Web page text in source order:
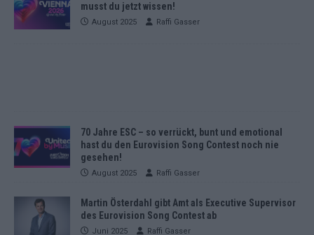
musst du jetzt wissen!
August 2025 Raffi Gasser
70 Jahre ESC – so verrückt, bunt und emotional
hast du den Eurovision Song Contest noch nie
gesehen!
August 2025 Raffi Gasser
Martin Österdahl gibt Amt als Executive Supervisor
des Eurovision Song Contest ab
Juni 2025 Raffi Gasser